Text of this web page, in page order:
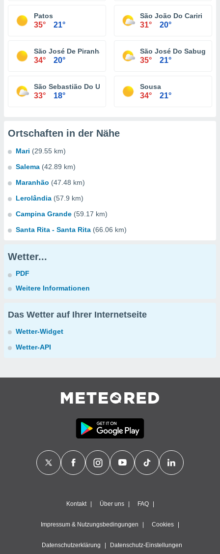
Patos
35° 21°
São João Do Cariri
31° 20°
São José De Piranhas
34° 20°
São José Do Sabugi
35° 21°
São Sebastião Do Umbuzeiro
33° 18°
Sousa
34° 21°
Ortschaften in der Nähe
Mari (29.55 km)
Salema (42.89 km)
Maranhão (47.48 km)
Lerolândia (57.9 km)
Campina Grande (59.17 km)
Santa Rita - Santa Rita (66.06 km)
Wetter...
PDF
Weitere Informationen
Das Wetter auf Ihrer Internetseite
Wetter-Widget
Wetter-API
Kontakt Über uns FAQ
Impressum & Nutzungsbedingungen Cookies
Datenschutzerklärung Datenschutz-Einstellungen